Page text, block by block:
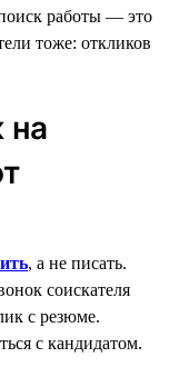
работы — это
тоже: откликов
на
, а не писать.
соискателя
с резюме.
с кандидатом.